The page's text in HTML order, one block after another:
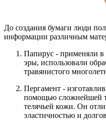
До создания бумаги люди
информации различным
Папирус - применяли в
эры, использовали
травянистого
Пергамент -
помощью сложнейшей
телячьей кожи. Он
эластичностью и